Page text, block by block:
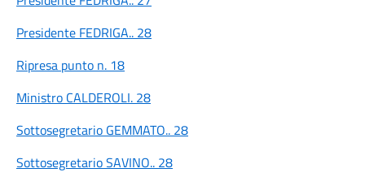
Presidente FEDRIGA.. 28
Ripresa punto n. 18
Ministro CALDEROLI. 28
Sottosegretario GEMMATO.. 28
Sottosegretario SAVINO.. 28